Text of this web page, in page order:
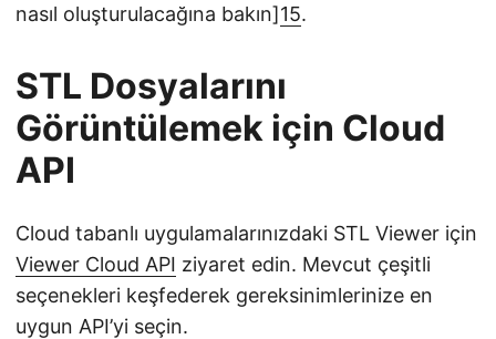
nasıl oluşturulacağına bakın]15.
STL Dosyalarını
Görüntülemek için Cloud
API
Cloud tabanlı uygulamalarınızdaki STL Viewer için
Viewer Cloud API ziyaret edin. Mevcut çeşitli
seçenekleri keşfederek gereksinimlerinize en
uygun API’yi seçin.